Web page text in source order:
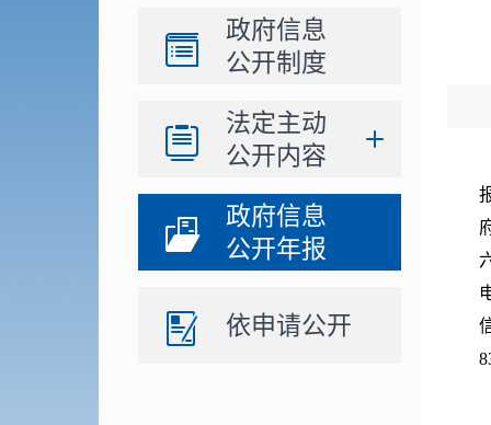
政府信息
公开制度
法定主动
公开内容
政府信息
公开年报
依申请公开